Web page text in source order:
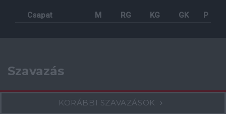
Csapat M RG KG GK P
Szavazás
KORÁBBI SZAVAZÁSOK